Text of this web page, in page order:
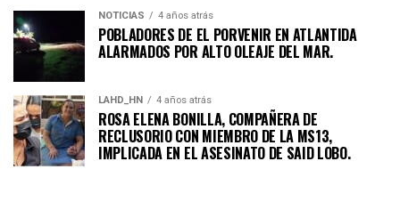
NOTICIAS 4 años atrás
POBLADORES DE EL PORVENIR EN ATLANTIDA
ALARMADOS POR ALTO OLEAJE DEL MAR.
LAHD_HN 4 años atrás
ROSA ELENA BONILLA, COMPAÑERA DE
RECLUSORIO CON MIEMBRO DE LA MS13,
IMPLICADA EN EL ASESINATO DE SAID LOBO.